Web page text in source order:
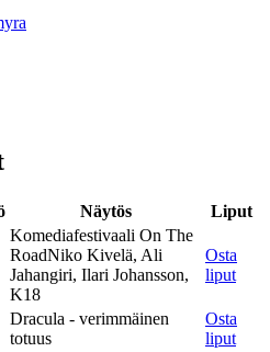
Näytös Liput
Komediafestivaali On The
RoadNiko Kivelä, Ali
Jahangiri, Ilari Johansson,
K18
Osta
liput
Dracula - verimmäinen
totuus
Osta
liput